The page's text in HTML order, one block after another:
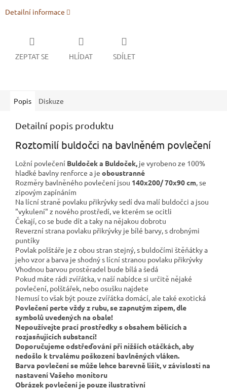
Detailní informace
ZEPTAT SE HLÍDAT SDÍLET
Popis Diskuze
Detailní popis produktu
Roztomilí buldočci na bavlněném povlečení
Ložní povlečení Buldoček a Buldoček, je vyrobeno ze 100%
hladké bavlny renforce a je oboustranné
Rozměry bavlněného povlečení jsou 140x200/ 70x90 cm, se
zipovým zapínáním
Na lícní straně povlaku přikrývky sedí dva malí buldočci a jsou
"vykulení" z nového prostředí, ve kterém se ocitli
Čekají, co se bude dít a taky na nějakou dobrotu
Reverzní strana povlaku přikrývky je bílé barvy, s drobnými
puntíky
Povlak polštáře je z obou stran stejný, s buldočími štěňátky a
jeho vzor a barva je shodný s lícní stranou povlaku přikrývky
Vhodnou barvou prostěradel bude bílá a šedá
Pokud máte rádi zvířátka, v naší nabídce si určitě nějaké
povlečení, polštářek, nebo osušku najdete
Nemusí to však být pouze zvířátka domácí, ale také exotická
Povlečení perte vždy z rubu, se zapnutým zipem, dle
symbolů uvedených na obale!
Nepoužívejte prací prostředky s obsahem bělících a
rozjasňujících substancí!
Doporučujeme odstřeďování při nižších otáčkách, aby
nedošlo k trvalému poškození bavlněných vláken.
Barva povlečení se může lehce barevně lišit, v závislosti na
nastavení Vašeho monitoru
Obrázek povlečení je pouze ilustrativní